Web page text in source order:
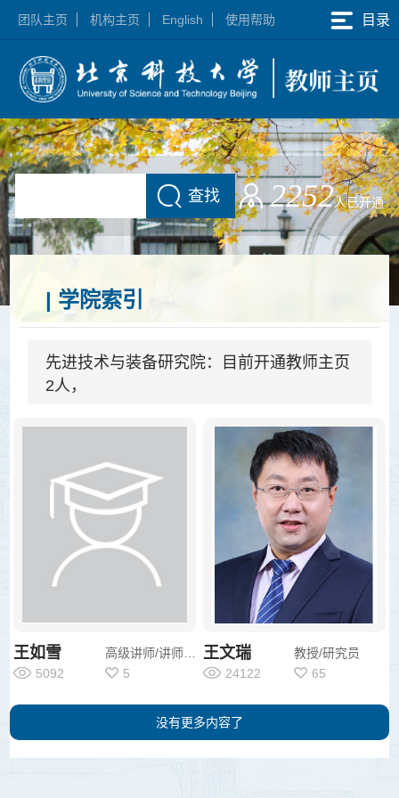
团队主页 机构主页 English 使用帮助 目录
查找 2252人已开通
| 学院索引
先进技术与装备研究院：目前开通教师主页
2人，
高级讲师/讲师/其他
王如雪
5092 5
教授/研究员
王文瑞
24122 65
没有更多内容了